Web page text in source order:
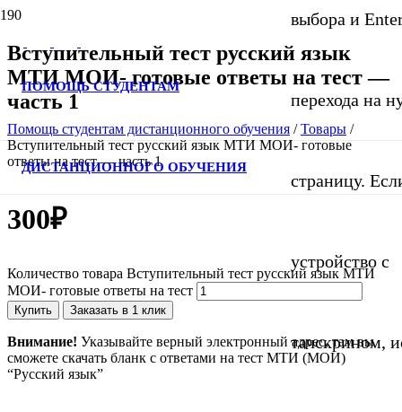
ПОМОЩЬ СТУДЕНТАМ
ДИСТАНЦИОННОГО ОБУЧЕНИЯ
выбора и
перехода на
страницу.
устройство с
тачскрином,
Вступительный тест русский язык
МТИ МОИ- готовые ответы на тест —
часть 1
Помощь студентам дистанционного обучения /Товары /
Вступительный тест русский язык МТИ МОИ- готовые
ответы на тест — часть 1
300₽
Количество товара Вступительный тест русский язык МТИ
МОИ- готовые ответы на тест
Купить Заказать в 1 клик
Внимание! Указывайте верный электронный адрес, там вы
сможете скачать бланк с ответами на тест МТИ (МОИ)
“Русский язык”